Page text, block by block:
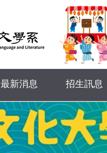
最新消息 招生訊息